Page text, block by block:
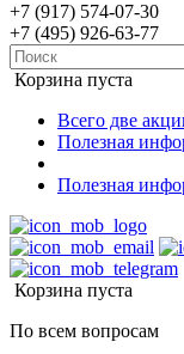
+7 (917) 574-07-30
+7 (495) 926-63-77
Корзина пуста
Всего две
Полезная
Полезная
Корзина пуста
По всем вопросам